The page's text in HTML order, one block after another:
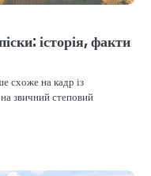
історія, факти
схоже на кадр із
звичний степовий